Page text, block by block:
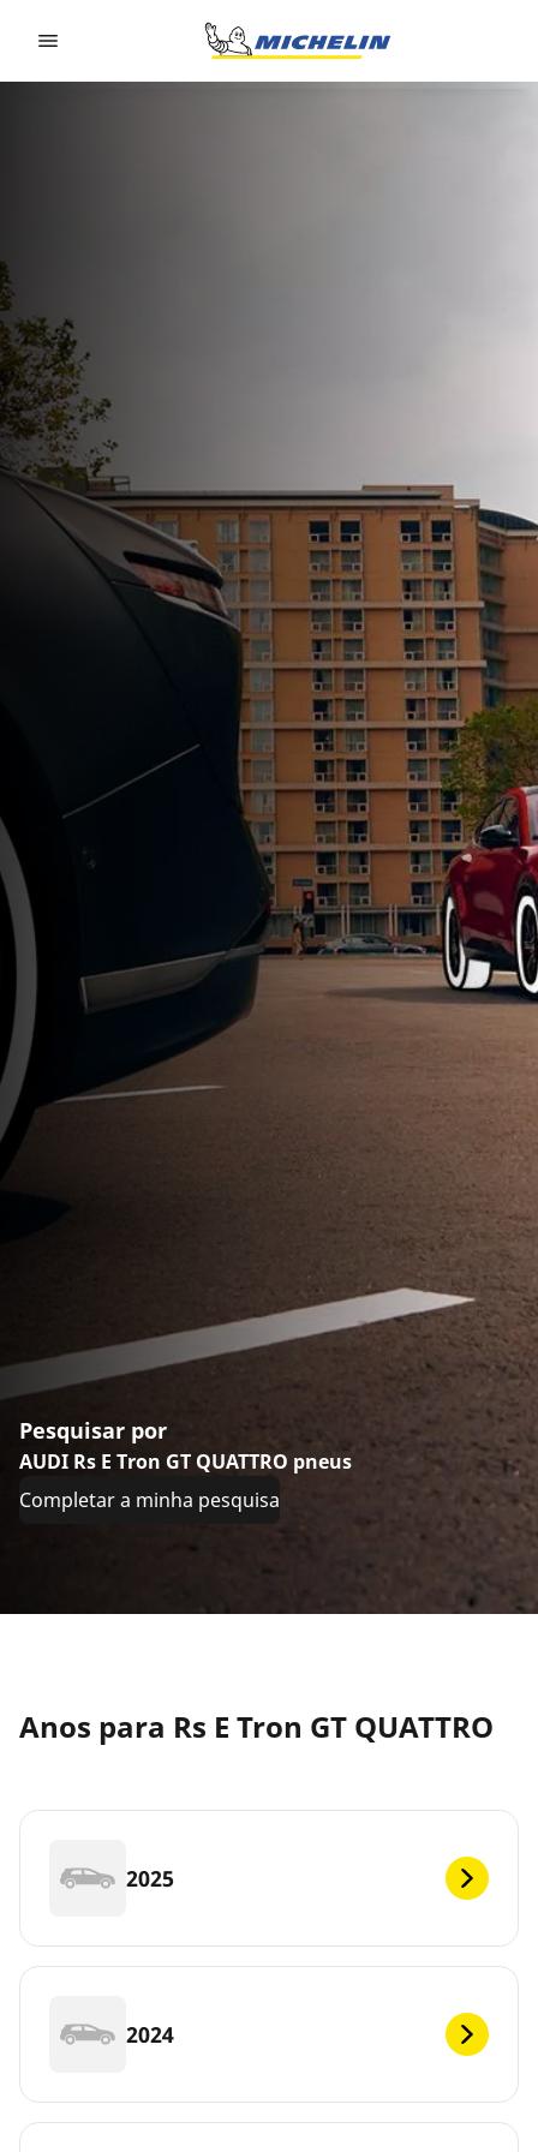
Pesquisar por
AUDI Rs E Tron GT QUATTRO pneus
Completar a minha pesquisa
Anos para Rs E Tron GT QUATTRO
2025
2024